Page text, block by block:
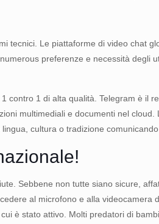
Le piattaforme di video chat
preferenze e necessità degli
contro 1 di alta qualità. Telegram è il
multimediali e documenti nel
cultura o tradizione
Sebbene non tutte siano sicure,
al microfono e alla
è stato attivo. Molti predatori di